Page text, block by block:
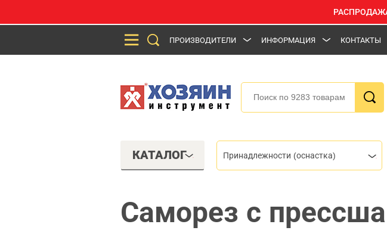
ПРОИЗВОДИТЕЛИ ИНФОРМАЦИЯ КОНТАКТЫ
КАТАЛОГ Принадлежности (оснастка)
Саморез с